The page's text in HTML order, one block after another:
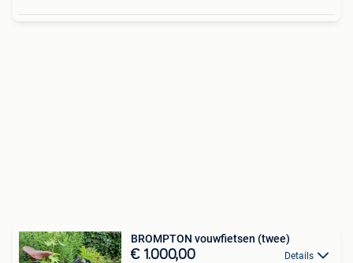
BROMPTON vouwfietsen (twee)
€ 1.000,00 Details